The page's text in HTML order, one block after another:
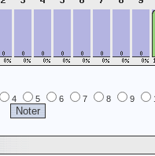
4 5 6 7 8 9